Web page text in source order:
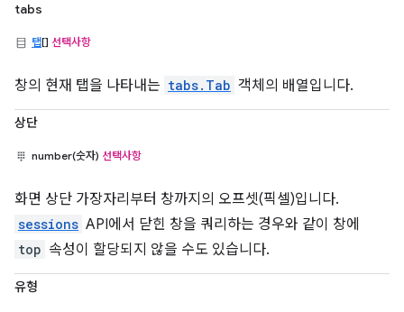
tabs
탭[] 선택사항
창의 현재 탭을 나타내는 tabs.Tab 객체의 배열입니다.
상단
number(숫자) 선택사항
화면 상단 가장자리부터 창까지의 오프셋(픽셀)입니다.
sessions API에서 닫힌 창을 쿼리하는 경우와 같이 창에
top 속성이 할당되지 않을 수도 있습니다.
유형